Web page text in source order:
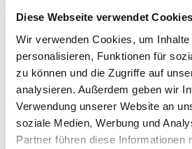
Diese Webseite verwendet Cookies
Wir verwenden Cookies, um
personalisieren, Funktionen für
zu können und die Zugriffe auf
analysieren. Außerdem geben wir
Verwendung unserer Website an
soziale Medien, Werbung und
Partner führen diese Informationen